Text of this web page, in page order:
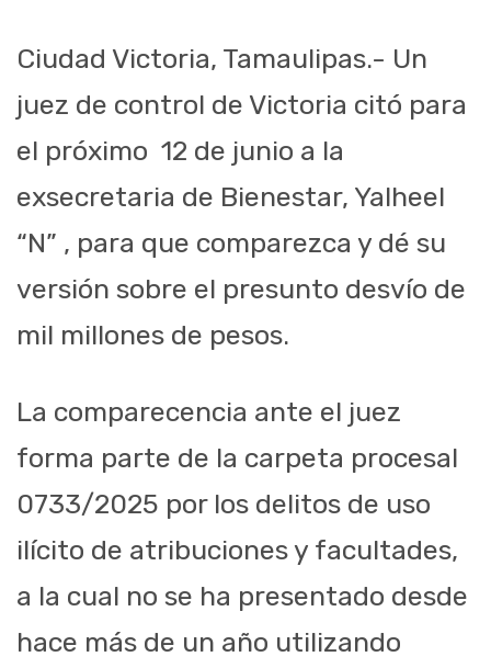
Ciudad Victoria, Tamaulipas.- Un
juez de control de Victoria citó para
el próximo 12 de junio a la
exsecretaria de Bienestar, Yalheel
“N” , para que comparezca y dé su
versión sobre el presunto desvío de
mil millones de pesos.
La comparecencia ante el juez
forma parte de la carpeta procesal
0733/2025 por los delitos de uso
ilícito de atribuciones y facultades,
a la cual no se ha presentado desde
hace más de un año utilizando